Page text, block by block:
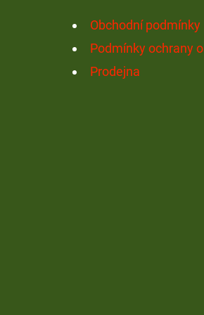
Obchodní podmínky
Podmínky ochrany
Prodejna